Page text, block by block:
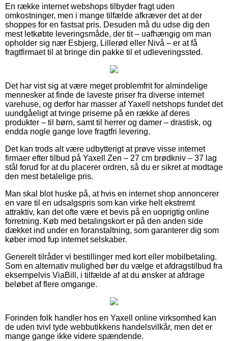
En række internet webshops tilbyder fragt uden
omkostninger, men i mange tilfælde afkræver det at der
shoppes for en fastsat pris. Desuden må du udse dig den
mest letkøbte leveringsmåde, der tit – uafhængig om man
opholder sig nær Esbjerg, Lillerød eller Nivå – er at få
fragtfirmaet til at bringe din pakke til et udleveringssted.
Det har vist sig at være meget problemfrit for almindelige
mennesker at finde de laveste priser fra diverse internet
varehuse, og derfor har masser af Yaxell netshops fundet det
uundgåeligt at tvinge priserne på en række af deres
produkter – til børn, samt til herrer og damer – drastisk, og
endda nogle gange love fragtfri levering.
Det kan trods alt være udbytterigt at prøve visse internet
firmaer efter tilbud på Yaxell Zen – 27 cm brødkniv – 37 lag
stål forud for at du placerer ordren, så du er sikret at modtage
den mest betalelige pris.
Man skal blot huske på, at hvis en internet shop annoncerer
en vare til en udsalgspris som kan virke helt ekstremt
attraktiv, kan det ofte være et bevis på en uoprigtig online
forretning. Køb med betalingskort er på den anden side
dækket ind under en foranstaltning, som garanterer dig som
køber imod fup internet selskaber.
Generelt tilråder vi bestillinger med kort eller mobilbetaling.
Som en alternativ mulighed bør du vælge et afdragstilbud fra
eksempelvis ViaBill, i tilfælde af at du ønsker at afdrage
beløbet af flere omgange.
Forinden folk handler hos en Yaxell online virksomhed kan
de uden tvivl tyde webbutikkens handelsvilkår, men det er
mange gange ikke videre spændende.